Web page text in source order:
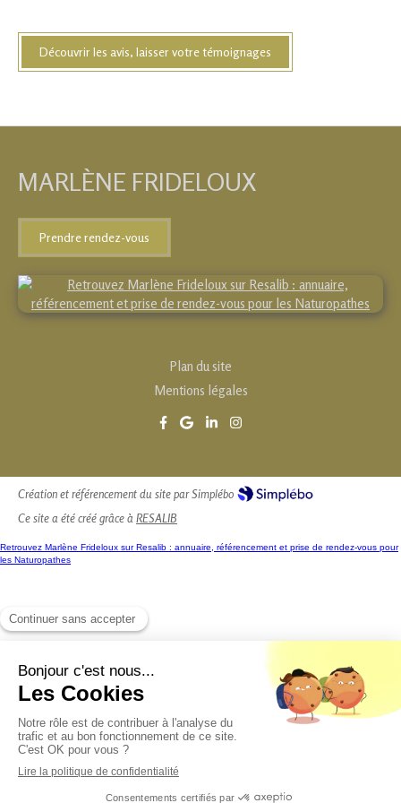
Découvrir les avis, laisser votre témoignages
MARLÈNE FRIDELOUX
Prendre rendez-vous
Plan du site
Mentions légales
Création et référencement du site par Simplébo
Ce site a été créé grâce à RESALIB
Retrouvez Marlène Frideloux sur Resalib : annuaire, référencement et prise de rendez-vous pour
les Naturopathes